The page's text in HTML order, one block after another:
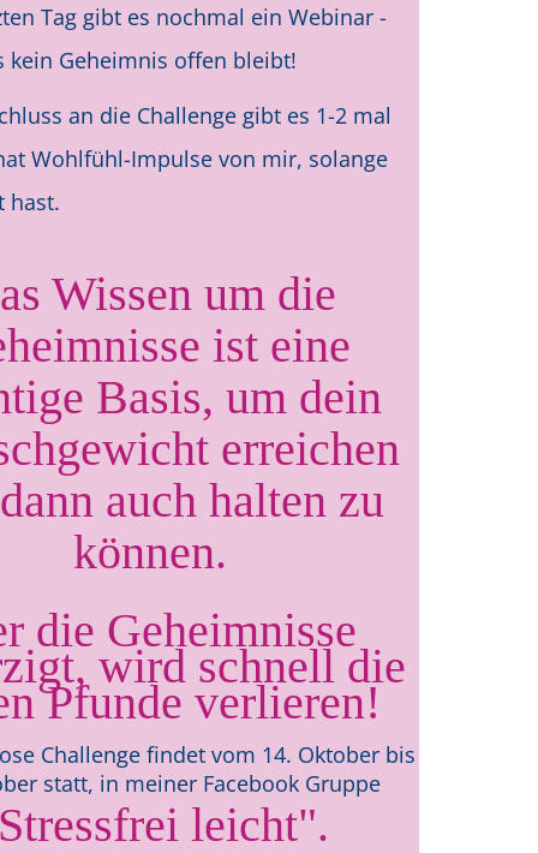
Tag gibt es nochmal ein Webinar -
kein Geheimnis offen bleibt!
an die Challenge gibt es 1-2 mal
Wohlfühl-Impulse von mir, solange
hast.
Wissen um die
ist eine
Basis, um dein
erreichen
auch halten zu
können.
die Geheimnisse
wird schnell die
Pfunde verlieren!
Challenge findet vom 14. Oktober bis
statt, in meiner Facebook Gruppe
leicht".